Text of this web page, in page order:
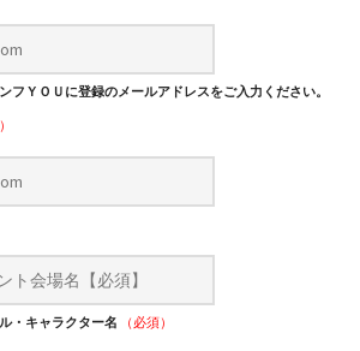
フＹＯＵに登録のメールアドレスをご入力ください。
・キャラクター名 （必須）